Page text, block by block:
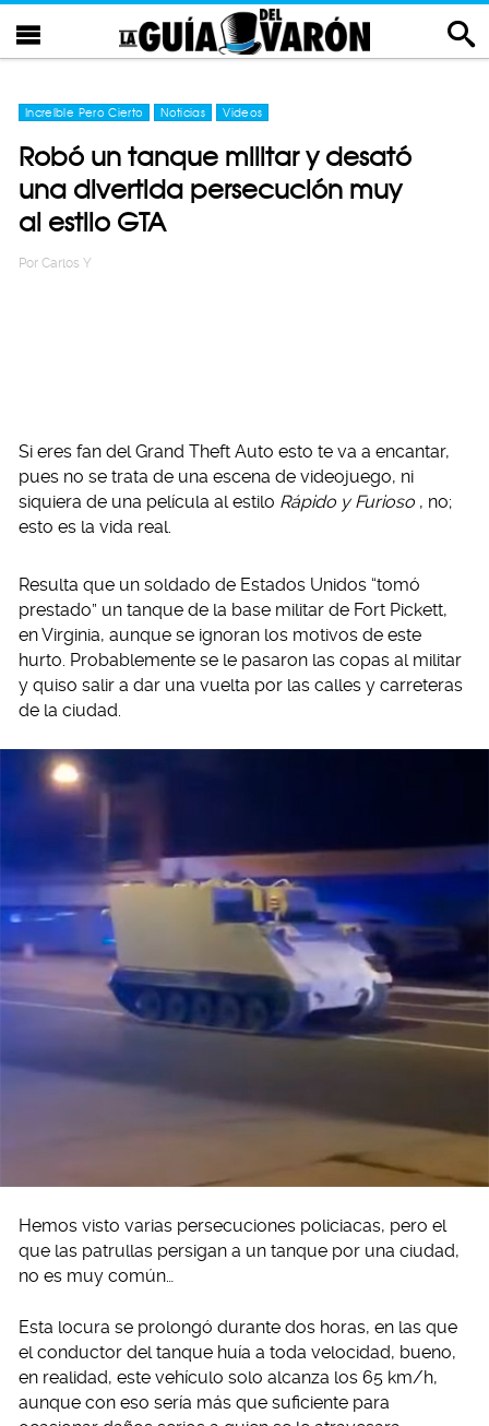
Increíble Pero Cierto Noticias Videos
Robó un tanque militar y desató
una divertida persecución muy
al estilo GTA
Por Carlos Y
Si eres fan del Grand Theft Auto esto te va a encantar,
pues no se trata de una escena de videojuego, ni
siquiera de una película al estilo Rápido y Furioso , no;
esto es la vida real.
Resulta que un soldado de Estados Unidos “tomó
prestado” un tanque de la base militar de Fort Pickett,
en Virginia, aunque se ignoran los motivos de este
hurto. Probablemente se le pasaron las copas al militar
y quiso salir a dar una vuelta por las calles y carreteras
de la ciudad.
Hemos visto varias persecuciones policiacas, pero el
que las patrullas persigan a un tanque por una ciudad,
no es muy común…
Esta locura se prolongó durante dos horas, en las que
el conductor del tanque huía a toda velocidad, bueno,
en realidad, este vehículo solo alcanza los 65 km/h,
aunque con eso sería más que suficiente para